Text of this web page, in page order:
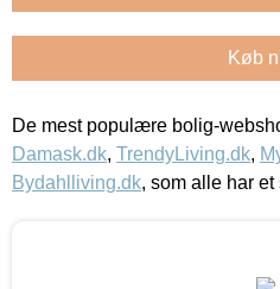
Køb
De mest populære bolig-
Damask.dk, TrendyLiving.dk,
Bydahlliving.dk, som alle har et